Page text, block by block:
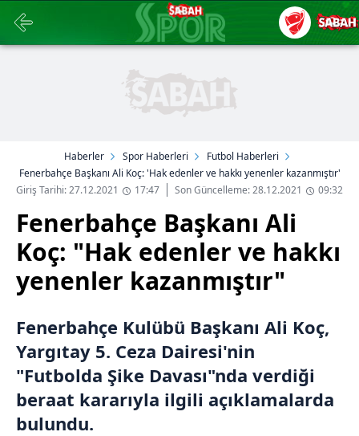
Haberler Spor Haberleri
Futbol Haberleri
Fenerbahçe Başkanı Ali Koç: 'Hak edenler ve hakkı yenenler kazanmıştır'
Giriş Tarihi: 27.12.2021
17:47 Son Güncelleme: 28.12.2021 09:32
Fenerbahçe Başkanı Ali
Koç: "Hak edenler ve hakkı
yenenler kazanmıştır"
Fenerbahçe Kulübü Başkanı Ali Koç,
Yargıtay 5. Ceza Dairesi'nin
"Futbolda Şike Davası"nda verdiği
beraat kararıyla ilgili açıklamalarda
bulundu.